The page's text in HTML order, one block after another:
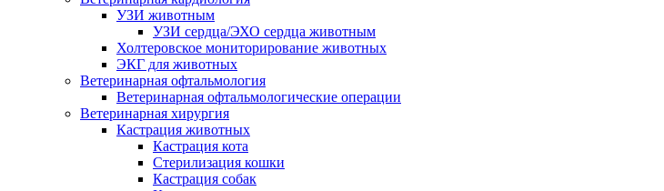
УЗИ животным
УЗИ сердца/ЭХО сердца животным
Холтеровское мониторирование животных
ЭКГ для животных
Ветеринарная офтальмология
Ветеринарная офтальмологические операции
Ветеринарная хирургия
Кастрация животных
Кастрация кота
Стерилизация кошки
Кастрация собак